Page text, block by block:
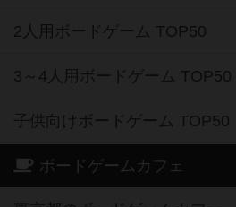
2人用ボードゲーム TOP50
3～4人用ボードゲーム TOP50
子供向けボードゲーム TOP50
ボードゲームカフェ